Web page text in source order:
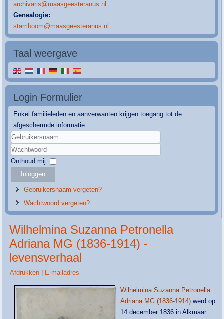
archivaris@maasgeesteranus.nl
Genealogie:
stamboom@maasgeesteranus.nl
Taal weergave
Login Formulier
Enkel familieleden en aanverwanten krijgen toegang tot de
afgeschermde informatie.
Gebruikersnaam
Wachtwoord
Onthoud mij
Inloggen
Gebruikersnaam vergeten?
Wachtwoord vergeten?
Wilhelmina Suzanna Petronella
Adriana MG (1836-1914) -
levensverhaal
Afdrukken E-mailadres
Wilhelmina Suzanna Petronella
Adriana MG (1836-1914) werd op
14 december 1836 in Alkmaar